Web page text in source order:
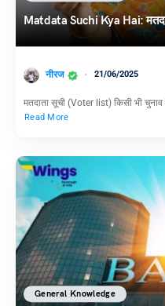
Matdata Suchi Kya Hai:
नीरज 21/06/2025
मतदाता सूची (Voter list) किसी भी चुनाव
Read More
General Knowledge